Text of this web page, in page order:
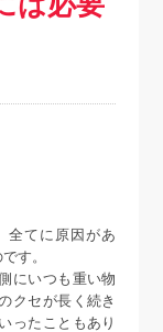
全てに原因があ
す。
にいつも重い物
クセが長く続き
ったこともあり